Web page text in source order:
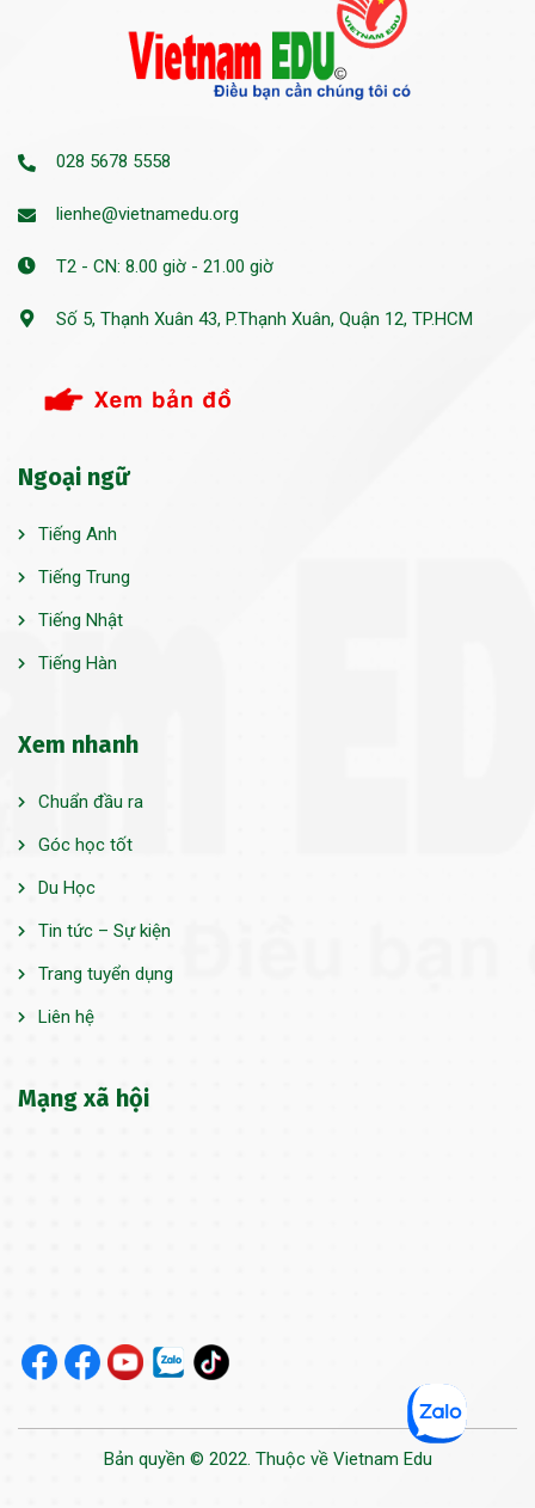
028 5678 5558
lienhe@vietnamedu.org
T2 - CN: 8.00 giờ - 21.00 giờ
Số 5, Thạnh Xuân 43, P.Thạnh Xuân, Quận 12, TP.HCM
Ngoại ngữ
Tiếng Anh
Tiếng Trung
Tiếng Nhật
Tiếng Hàn
Xem nhanh
Chuẩn đầu ra
Góc học tốt
Du Học
Tin tức – Sự kiện
Trang tuyển dụng
Liên hệ
Mạng xã hội
Bản quyền © 2022. Thuộc về Vietnam Edu